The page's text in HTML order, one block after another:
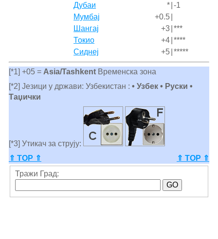
Дубаи
* -1
Мумбај
+0.5
Шангај
+3 ***
Токио
+4 ****
Сиднеј
+5 *****
[*1] +05 = Asia/TashkentВременска зона
[*2] Језици у држави: Узбекистан : • Узбек • Руски •
Таџички
[*3] Утикач за струју:
⇑ TOP ⇑
⇑ TOP ⇑
Тражи Град: